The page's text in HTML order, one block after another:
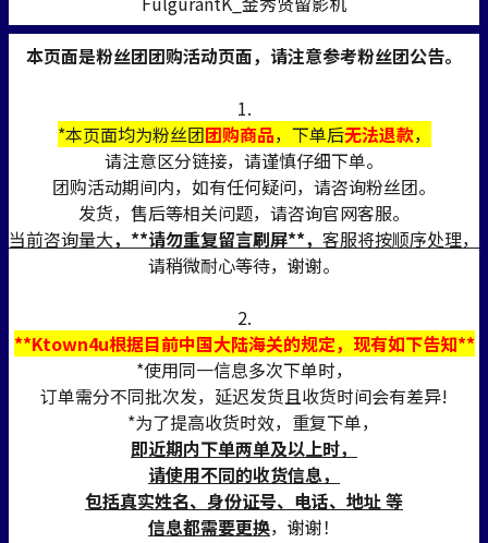
本页面是粉丝团团购活动页面，请注意参考粉丝团公告。
1.
*本页面均为粉丝团团购商品，下单后无法退款，
请注意区分链接，请谨慎仔细下单。
团购活动期间内，如有任何疑问，请咨询粉丝团。
发货，售后等相关问题，请咨询官网客服。
当前咨询量大，**请勿重复留言刷屏**， 客服将按顺序处理，
请稍微耐心等待，谢谢。
2.
**Ktown4u根据目前中国大陆海关的规定，现有如下告知**
*使用同一信息多次下单时，
订单需分不同批次发，延迟发货且收货时间会有差异!
*为了提高收货时效，重复下单，
即近期内下单两单及以上时，
请使用不同的收货信息，
包括真实姓名、身份证号、电话、地址 等
信息都需要更换，谢谢！